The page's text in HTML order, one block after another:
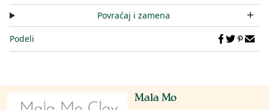
Povraćaj i zamena
Podeli
Mala Mo